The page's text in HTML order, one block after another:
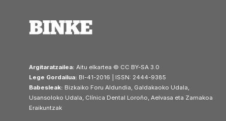
Argitaratzailea: Aitu elkartea © CC BY-SA 3.0
Lege Gordailua: BI-41-2016 | ISSN: 2444-9385
Babesleak: Bizkaiko Foru Aldundia, Galdakaoko Udala,
Usansoloko Udala, Clínica Dental Loroño, Aelvasa eta Zamakoa
Eraikuntzak